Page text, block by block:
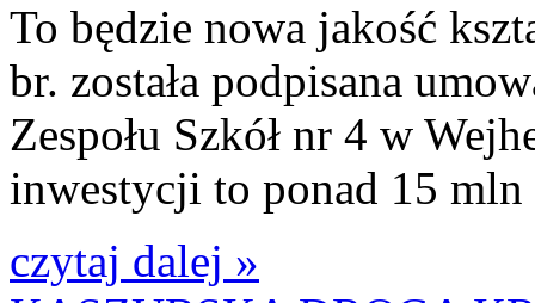
To będzie nowa jakość
br. została podpisana
Zespołu Szkół nr 4 w
inwestycji to ponad 15 mln
czytaj dalej »